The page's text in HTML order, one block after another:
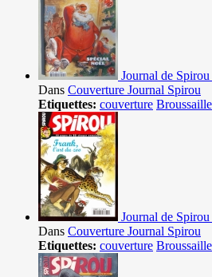
Journal de
Dans Couverture Journal Spirou
Etiquettes: couverture Broussaille
Journal de
Dans Couverture Journal Spirou
Etiquettes: couverture Broussaille